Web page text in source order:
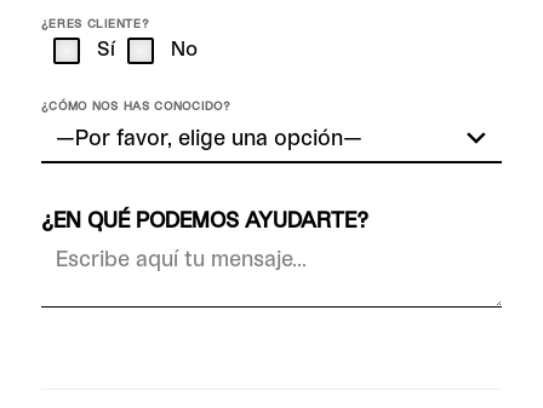
¿ERES CLIENTE?
Sí No
¿CÓMO NOS HAS CONOCIDO?
¿EN QUÉ PODEMOS AYUDARTE?